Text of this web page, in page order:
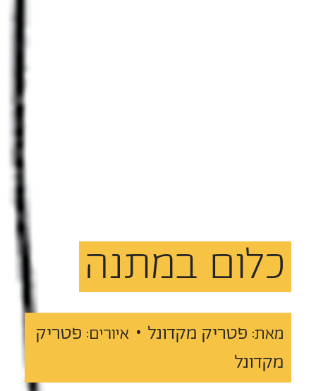
כלום במתנה
מאת: פטריק מקדונל • איורים: פטריק
מקדונל